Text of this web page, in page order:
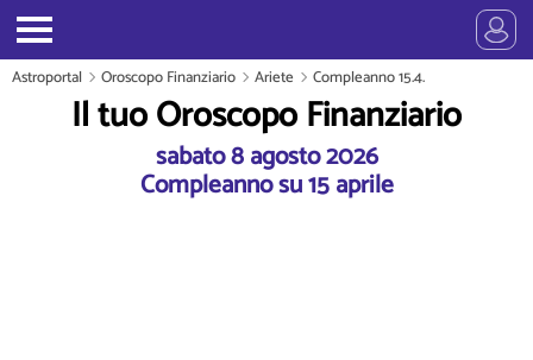
Astroportal Oroscopo Finanziario Ariete Compleanno 15.4.
Il tuo Oroscopo Finanziario
sabato 8 agosto 2026
Compleanno su 15 aprile